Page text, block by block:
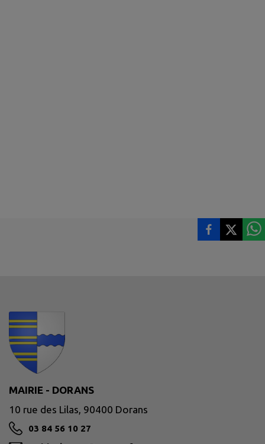
MAIRIE - DORANS
10 rue des Lilas, 90400 Dorans
03 84 56 10 27